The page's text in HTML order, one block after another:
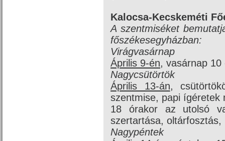
Kalocsa-Kecskeméti
A szentmiséket
főszékesegyházban:
Virágvasárnap
Április 9-én, vasárnap 10
Nagycsütörtök
Április 13-án,
szentmise, papi
18 órakor az utolsó
szertartása,
Nagypéntek